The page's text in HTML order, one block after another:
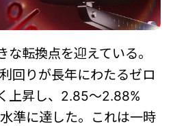
な転換点を迎えている。
回りが長年にわたるゼロ
上昇し、2.85～2.88%
準に達した。これは一時